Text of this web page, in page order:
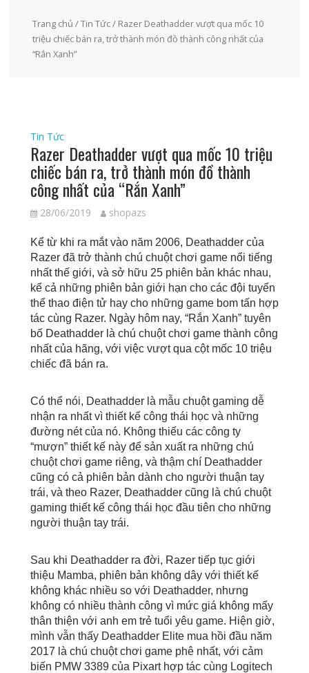
Trang chủ /Tin Tức/ Razer Deathadder vượt qua mốc 10
triệu chiếc bán ra, trở thành món đồ thành công nhất của
“Rắn Xanh”
Tin Tức
Razer Deathadder vượt qua mốc 10 triệu
chiếc bán ra, trở thành món đồ thành
công nhất của “Rắn Xanh”
28/06/2019 shopazs
Kể từ khi ra mắt vào năm 2006, Deathadder của
Razer đã trở thành chú chuột chơi game nổi tiếng
nhất thế giới, và sở hữu 25 phiên bản khác nhau,
kể cả những phiên bản giới hạn cho các đội tuyển
thể thao điện tử hay cho những game bom tấn hợp
tác cùng Razer. Ngày hôm nay, “Rắn Xanh” tuyên
bố Deathadder là chú chuột chơi game thành công
nhất của hãng, với việc vượt qua cột mốc 10 triệu
chiếc đã bán ra.
Có thể nói, Deathadder là mẫu chuột gaming dễ
nhận ra nhất vì thiết kế công thái học và những
đường nét của nó. Không thiếu các công ty
“mượn” thiết kế này để sản xuất ra những chú
chuột chơi game riêng, và thậm chí Deathadder
cũng có cả phiên bản dành cho người thuận tay
trái, và theo Razer, Deathadder cũng là chú chuột
gaming thiết kế công thái học đầu tiên cho những
người thuận tay trái.
Sau khi Deathadder ra đời, Razer tiếp tục giới
thiệu Mamba, phiên bản không dây với thiết kế
không khác nhiều so với Deathadder, nhưng
không có nhiều thành công vì mức giá không mấy
thân thiện với anh em trẻ tuổi yêu game. Hiện giờ,
mình vẫn thấy Deathadder Elite mua hồi đầu năm
2017 là chú chuột chơi game phê nhất, với cảm
biến PMW 3389 của Pixart hợp tác cùng Logitech